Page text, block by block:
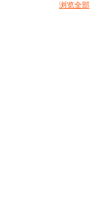
浏览全部